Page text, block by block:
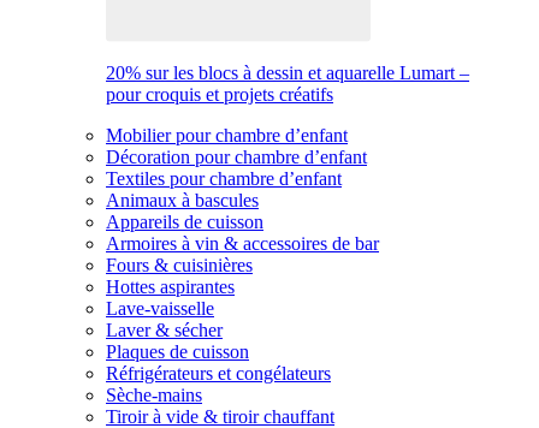
20% sur les blocs à dessin et aquarelle Lumart –
pour croquis et projets créatifs
Mobilier pour chambre d’enfant
Décoration pour chambre d’enfant
Textiles pour chambre d’enfant
Animaux à bascules
Appareils de cuisson
Armoires à vin & accessoires de bar
Fours & cuisinières
Hottes aspirantes
Lave-vaisselle
Laver & sécher
Plaques de cuisson
Réfrigérateurs et congélateurs
Sèche-mains
Tiroir à vide & tiroir chauffant